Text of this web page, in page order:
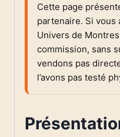
Cette page
partenaire. Si vous
Univers de
commission, sans
vendons pas
l’avons pas testé